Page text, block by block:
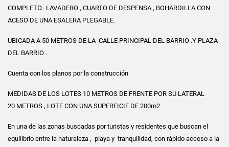
COMPLETO. LAVADERO , CUARTO DE DESPENSA , BOHARDILLA CON
ACESO DE UNA ESALERA PLEGABLE.
UBICADA A 50 METROS DE LA CALLE PRINCIPAL DEL BARRIO .Y PLAZA
DEL BARRIO .
Cuenta con los planos por la construcción
MEDIDAS DE LOS LOTES 10 METROS DE FRENTE POR SU LATERAL
20 METROS , LOTE CON UNA SUPERFICIE DE 200m2
En una de las zonas buscadas por turistas y residentes que buscan el
equilibrio entre la naturaleza , playa y tranquilidad, con rápido acceso a la